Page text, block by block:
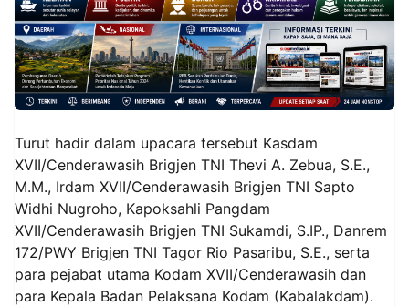
Turut hadir dalam upacara tersebut Kasdam
XVII/Cenderawasih Brigjen TNI Thevi A. Zebua, S.E.,
M.M., Irdam XVII/Cenderawasih Brigjen TNI Sapto
Widhi Nugroho, Kapoksahli Pangdam
XVII/Cenderawasih Brigjen TNI Sukamdi, S.IP., Danrem
172/PWY Brigjen TNI Tagor Rio Pasaribu, S.E., serta
para pejabat utama Kodam XVII/Cenderawasih dan
para Kepala Badan Pelaksana Kodam (Kabalakdam).